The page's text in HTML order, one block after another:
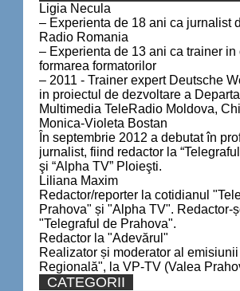
Ligia Necula
– Experienta de 18 ani ca jurnalist
Radio Romania
– Experienta de 13 ani ca trainer in
formarea formatorilor
– 2011 - Trainer expert Deutsche
in proiectul de dezvoltare a
Multimedia TeleRadio Moldova,
Monica-Violeta Bostan
În septembrie 2012 a debutat în
jurnalist, fiind redactor la
şi “Alpha TV” Ploieşti.
Liliana Maxim
Redactor/reporter la cotidianul
Prahova" și "Alpha TV". Redactor-
"Telegraful de Prahova".
Redactor la "Adevărul"
Realizator și moderator al
Regională", la VP-TV (Valea
CATEGORII